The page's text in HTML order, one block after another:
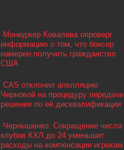
Менеджер Ковалева опроверг
информацию о том, что боксер
намерен получить гражданство
США
CAS отклонил апелляцию
Черновой на процедуру передачи
решения по её дисквалификации
Чернышенко: Сокращение числа
клубов КХЛ до 24 уменьшит
расходы на компенсации игрокам